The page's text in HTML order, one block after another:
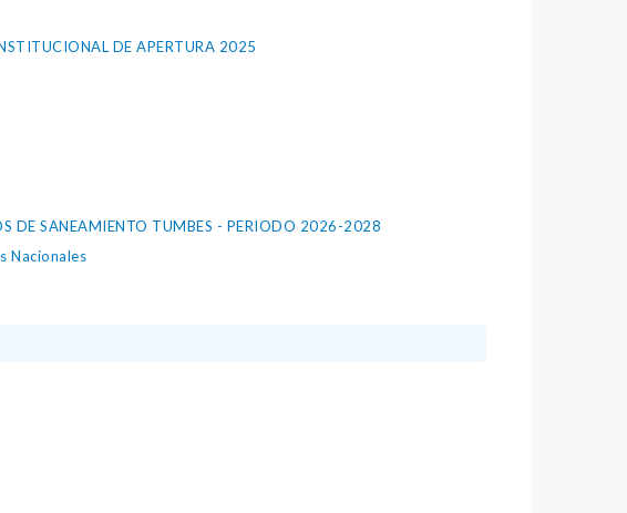
DE APERTURA 2025
DE SANEAMIENTO TUMBES - PERIODO 2026-2028
Nacionales